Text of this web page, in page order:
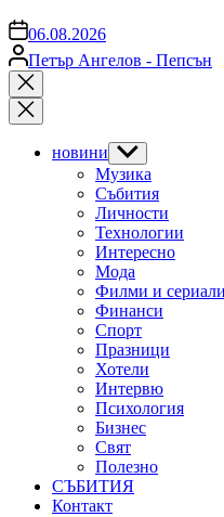
on06.08.2026
Posted
by
Петър Ангелов - Пепсън
Close
search
новини Show
sub
menu
Музика
Събития
Личности
Технологии
Интересно
Мода
Филми и сериали
Финанси
Спорт
Празници
Хотели
Интервю
Психология
Бизнес
Свят
Полезно
СЪБИТИЯ
Контакт